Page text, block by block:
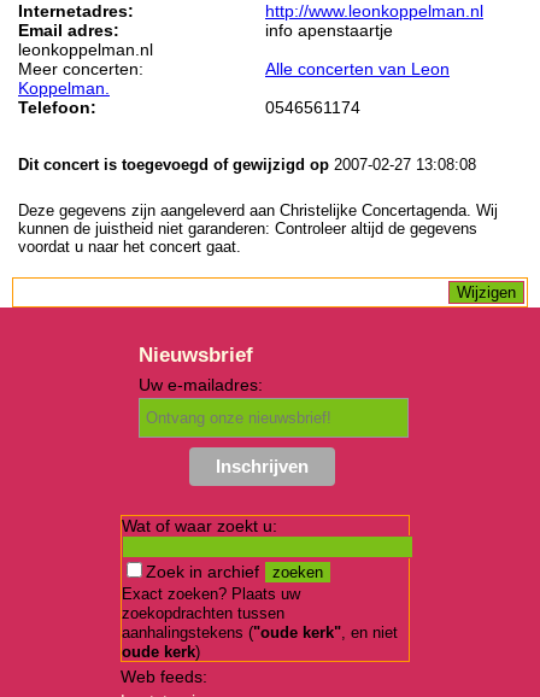
Internetadres:
http://www.leonkoppelman.nl
Email adres:
info apenstaartje
leonkoppelman.nl
Meer concerten:
Alle concerten van Leon
Koppelman.
Telefoon:
0546561174
Dit concert is toegevoegd of gewijzigd op 2007-02-27 13:08:08
Deze gegevens zijn aangeleverd aan Christelijke Concertagenda. Wij
kunnen de juistheid niet garanderen: Controleer altijd de gegevens
voordat u naar het concert gaat.
Nieuwsbrief
Uw e-mailadres:
Wat of waar zoekt u:
Zoek in archief
Exact zoeken? Plaats uw
zoekopdrachten tussen
aanhalingstekens ("oude kerk", en niet
oude kerk)
Web feeds: